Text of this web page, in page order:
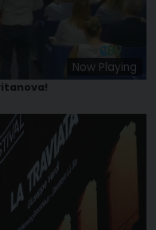
Now Playing